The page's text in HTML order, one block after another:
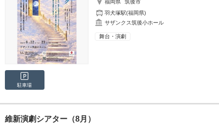
福岡県
筑後市
羽犬塚駅(福岡県)
サザンクス筑後小ホール
舞台・演劇
駐車場
維新演劇シアター（8月）